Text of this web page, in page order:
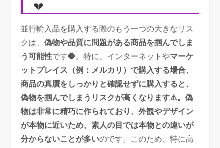
💔
並行輸入品を購入する際のもう一つの大きなリス
クは、偽物や品質に問題がある商品を掴んでしま
う可能性です🛑。特に、インターネットやマーケ
ットプレイス（例：メルカリ）で購入する場合、
商品の真贋をしっかりと確認せずに購入すると、
偽物を掴んでしまうリスクが高くなります⚠️。偽
物は非常に精巧に作られており、外観やデザイン
が本物に近いため、素人の目では本物との違いが
分からないことが多いのです。このため、特に高